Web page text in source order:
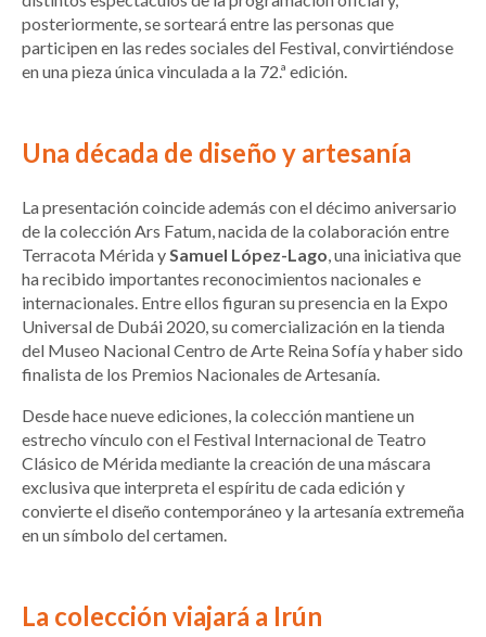
posteriormente, se sorteará entre las personas que
participen en las redes sociales del Festival, convirtiéndose
en una pieza única vinculada a la 72.ª edición.
Una década de diseño y artesanía
La presentación coincide además con el décimo aniversario
de la colección Ars Fatum, nacida de la colaboración entre
Terracota Mérida ySamuel López-Lago, una iniciativa que
ha recibido importantes reconocimientos nacionales e
internacionales. Entre ellos figuran su presencia en la Expo
Universal de Dubái 2020, su comercialización en la tienda
del Museo Nacional Centro de Arte Reina Sofía y haber sido
finalista de los Premios Nacionales de Artesanía.
Desde hace nueve ediciones, la colección mantiene un
estrecho vínculo con el Festival Internacional de Teatro
Clásico de Mérida mediante la creación de una máscara
exclusiva que interpreta el espíritu de cada edición y
convierte el diseño contemporáneo y la artesanía extremeña
en un símbolo del certamen.
La colección viajará a Irún